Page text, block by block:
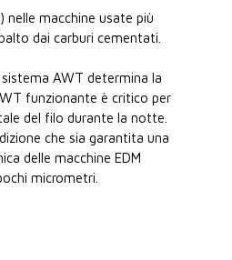
macchine usate più
dai carburi cementati.
AWT determina la
funzionante è critico per
del filo durante la notte.
che sia garantita una
delle macchine EDM
micrometri.